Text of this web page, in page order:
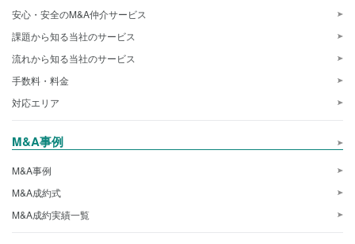
安心・安全のM&A仲介サービス
課題から知る当社のサービス
流れから知る当社のサービス
手数料・料金
対応エリア
M&A事例
M&A事例
M&A成約式
M&A成約実績一覧